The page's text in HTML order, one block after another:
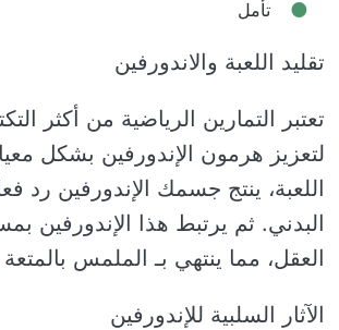
تأمل
تقليد اللعبة والاندورفين
تعتبر التمارين الرياضية من أكثر
لتعزيز هرمون الإندورفين بشكل
اللعبة، ينتج جسمك الإندورفين رد
البدني. ثم يرتبط هذا الإندورفين
العقل، مما ينتهي بـ الملمس بالمتعة
الآثار السلبية للإندورفين